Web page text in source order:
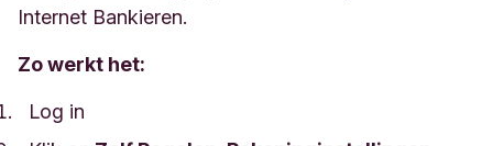
Internet Bankieren.
Zo werkt het:
Log in